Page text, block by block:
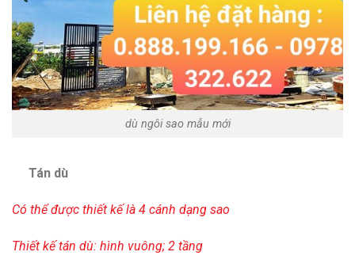
dù ngôi sao mẫu mới
Tán dù
Có thể được thiết kế là 4 cánh dạng sao
Thiết kế tán dù: hình vuông; 2 tầng